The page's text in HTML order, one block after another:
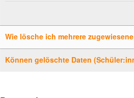
Wie lösche ich mehrere
Können gelöschte Daten